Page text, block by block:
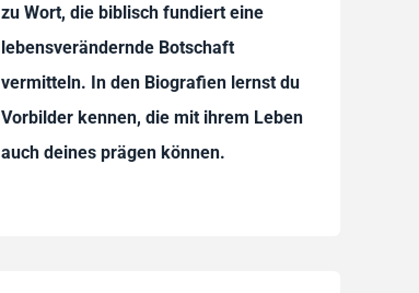
zu Wort, die biblisch fundiert eine
lebensverändernde Botschaft
vermitteln. In den Biografien lernst du
Vorbilder kennen, die mit ihrem Leben
auch deines prägen können.